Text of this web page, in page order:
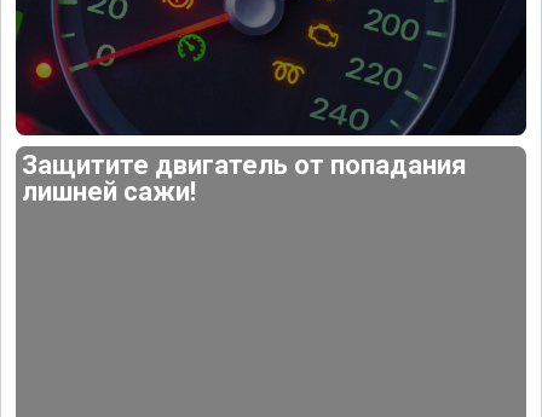
Защитите двигатель от попадания
лишней сажи!